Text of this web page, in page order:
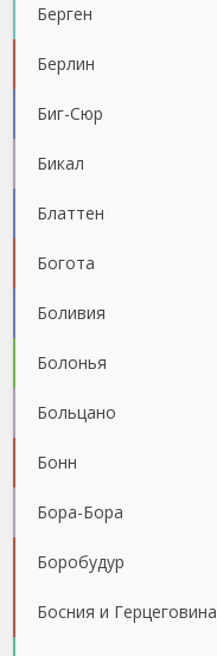
Берген
Берлин
Биг-Сюр
Бикал
Блаттен
Богота
Боливия
Болонья
Больцано
Бонн
Бора-Бора
Боробудур
Босния и Герцеговина